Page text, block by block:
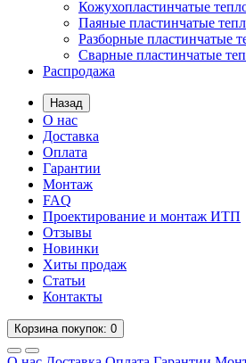
Кожухопластинчатые
Паяные пластинчатые
Разборные пластинчатые
Сварные пластинчатые
Распродажа
Назад
О нас
Доставка
Оплата
Гарантии
Монтаж
FAQ
Проектирование и монтаж ИТП
Отзывы
Новинки
Хиты продаж
Статьи
Контакты
Корзинапокупок: 0